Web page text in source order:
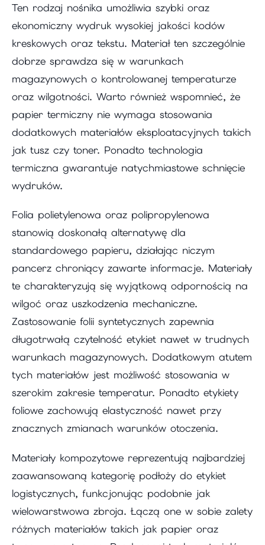
Ten rodzaj nośnika umożliwia szybki oraz
ekonomiczny wydruk wysokiej jakości kodów
kreskowych oraz tekstu. Materiał ten szczególnie
dobrze sprawdza się w warunkach
magazynowych o kontrolowanej temperaturze
oraz wilgotności. Warto również wspomnieć, że
papier termiczny nie wymaga stosowania
dodatkowych materiałów eksploatacyjnych takich
jak tusz czy toner. Ponadto technologia
termiczna gwarantuje natychmiastowe schnięcie
wydruków.
Folia polietylenowa oraz polipropylenowa
stanowią doskonałą alternatywę dla
standardowego papieru, działając niczym
pancerz chroniący zawarte informacje. Materiały
te charakteryzują się wyjątkową odpornością na
wilgoć oraz uszkodzenia mechaniczne.
Zastosowanie folii syntetycznych zapewnia
długotrwałą czytelność etykiet nawet w trudnych
warunkach magazynowych. Dodatkowym atutem
tych materiałów jest możliwość stosowania w
szerokim zakresie temperatur. Ponadto etykiety
foliowe zachowują elastyczność nawet przy
znacznych zmianach warunków otoczenia.
Materiały kompozytowe reprezentują najbardziej
zaawansowaną kategorię podłoży do etykiet
logistycznych, funkcjonując podobnie jak
wielowarstwowa zbroja. Łączą one w sobie zalety
różnych materiałów takich jak papier oraz